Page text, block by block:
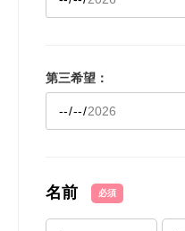
第三希望：
名前 必須